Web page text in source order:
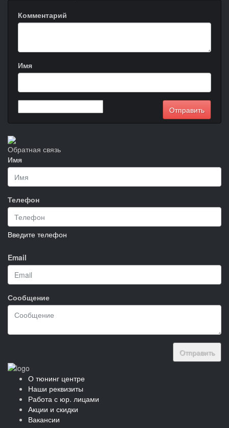
Комментарий
Имя
Обратная связь
Имя
Телефон
Введите телефон
Email
Сообщение
Отправить
О тюнинг центре
Наши реквизиты
Работа с юр. лицами
Акции и скидки
Вакансии